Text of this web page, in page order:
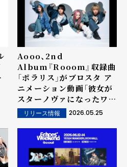
Aooo、2nd
Album『Rooom』収録曲
「ポラリス」がブロスタ ア
ニメーション動画「彼女が
スターノヴァになったワ
ケ」テーマソングに決定
リリース情報 2026.05.25